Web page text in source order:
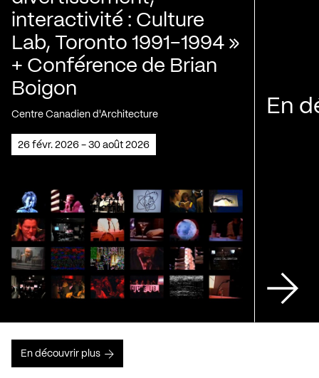
interactivité : Culture
Lab, Toronto 1991-1994 »
+ Conférence de Brian
Boigon
Centre Canadien d'Architecture
26 févr. 2026 - 30 août 2026
En
En découvrir plus